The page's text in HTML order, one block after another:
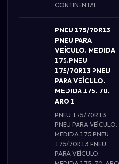
CONTINENTAL
PNEU 175/70R13
PNEU PARA
VEÍCULO. MEDIDA
175.PNEU
175/70R13 PNEU
PARA VEÍCULO.
MEDIDA 175. 70.
ARO 1
PNEU 175/70R13
PNEU PARA VEÍCULO.
MEDIDA 175.PNEU
175/70R13 PNEU
PARA VEÍCULO.